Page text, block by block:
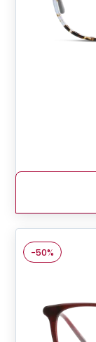
-50%